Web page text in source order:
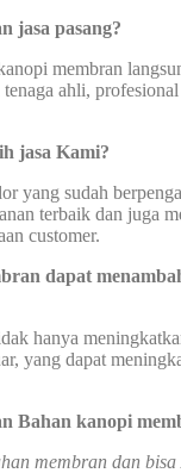
jasa pasang?
membran
ahli,
jasa Kami?
yang sudah
terbaik dan juga
customer.
dapat
hanya
yang dapat
Bahan kanopi
membran dan bisa